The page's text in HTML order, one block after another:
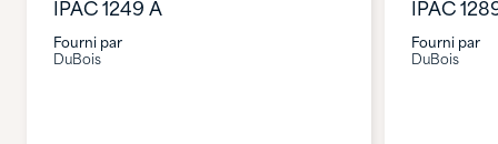
IPAC 1249 A
Fourni par
DuBois
IPAC
Fourni par
DuBois